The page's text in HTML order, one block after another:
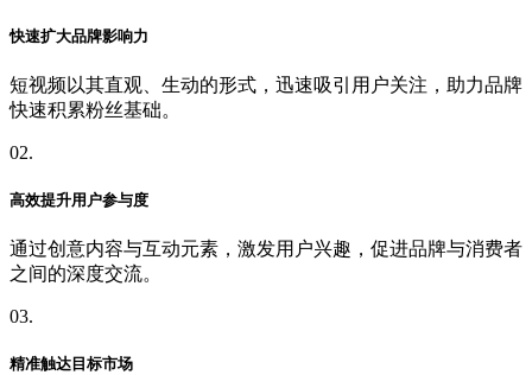
快速扩大品牌影响力
短视频以其直观、生动的形式，迅速吸引用户关注，助力品牌
快速积累粉丝基础。
02.
高效提升用户参与度
通过创意内容与互动元素，激发用户兴趣，促进品牌与消费者
之间的深度交流。
03.
精准触达目标市场